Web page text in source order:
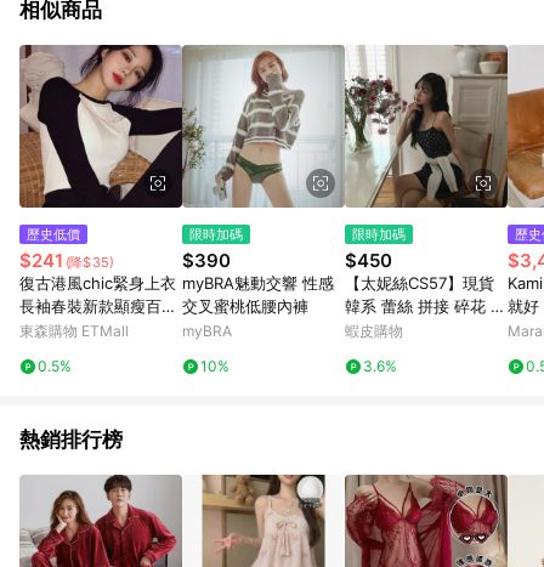
球嚴選、商城、專案商品、「草莓網」全館商品。 4. 如取消訂
回饋。 5. 點數回饋會扣除所有折扣優惠後之最終發票金額計算，
實際回饋請依LINE購物通知為主。 6. 訂單如有使用東森購物
ETMall站內之折扣優惠(包含但不限於東森幣、樂透金、東森現金
券等)，不具點數回饋資格。詳細請依東森購物ETMall之結帳頁面
顯示為準。 7. LINE購物設有「單一商品最高回饋點數」機制(特
殊活動時開放「回饋無上限」)，以同一訂單中同一商品不論件數
計算，並依訂單成立時間當下LINE購物所設定的回饋機制為準。
如顯示之商品規格、顏色、價位、贈品與東森購物ETMall銷售網
頁不符，以銷售網頁標示為準。 9. 若有贈點爭議，請務必於訂單
日期+180天以內至LINE購物客服洽詢；若超過180天(含)以上進
行申訴，恕無法贈點回饋。 10. 部分點數紅包僅限指定商品使
用，或不適用於無回饋商品。各點數紅包之適用商品與使用條件
請依點數紅包頁面規則為準。
相似商品
歷史低價
$241 (降$35)
復古港風chic緊身上衣
長袖春裝新款顯瘦百搭
黑白撞色插肩袖t恤女
東森購物 ETMall
0.5%
限時加碼
$390
myBRA魅動交響 性感
交叉蜜桃低腰內褲
myBRA
10%
限時加碼
$450
【太妮絲CS57】現貨
韓系 蕾絲 拼接 碎花 連
衣裙 洋裝 短洋裝 深藍
美 日常穿
蝦皮購物
3.6%
歷
就好
L-經
熱銷排行榜